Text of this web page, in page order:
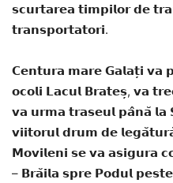
𝘀𝗰𝘂𝗿𝘁𝗮𝗿𝗲𝗮 𝘁𝗶𝗺𝗽𝗶𝗹𝗼𝗿 𝗱𝗲
𝘁𝗿𝗮𝗻𝘀𝗽𝗼𝗿𝘁𝗮𝘁𝗼𝗿𝗶.
𝗖𝗲𝗻𝘁𝘂𝗿𝗮 𝗺𝗮𝗿𝗲 𝗚𝗮𝗹𝗮𝘁̦𝗶 𝘃𝗮
𝗼𝗰𝗼𝗹𝗶 𝗟𝗮𝗰𝘂𝗹 𝗕𝗿𝗮𝘁𝗲𝘀̦, 𝘃𝗮
𝘃𝗮 𝘂𝗿𝗺𝗮 𝘁𝗿𝗮𝘀𝗲𝘂𝗹 𝗽𝗮̂𝗻𝗮̆
𝘃𝗶𝗶𝘁𝗼𝗿𝘂𝗹 𝗱𝗿𝘂𝗺 𝗱𝗲
𝗠𝗼𝘃𝗶𝗹𝗲𝗻𝗶 𝘀𝗲 𝘃𝗮 𝗮𝘀𝗶𝗴𝘂𝗿𝗮
– 𝗕𝗿𝗮̆𝗶𝗹𝗮 𝘀𝗽𝗿𝗲 𝗣𝗼𝗱𝘂𝗹